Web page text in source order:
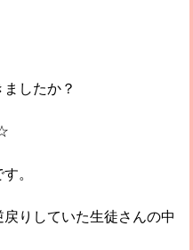
したか？
。
りしていた生徒さんの中